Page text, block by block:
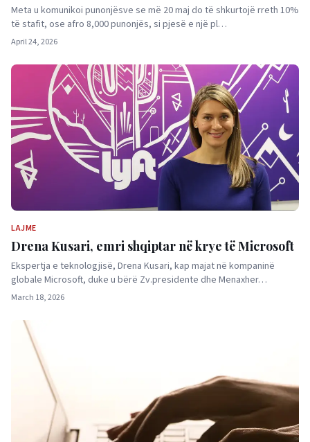
Meta u komunikoi punonjësve se më 20 maj do të shkurtojë rreth 10%
të stafit, ose afro 8,000 punonjës, si pjesë e një pl…
April 24, 2026
LAJME
Drena Kusari, emri shqiptar në krye të Microsoft
Ekspertja e teknologjisë, Drena Kusari, kap majat në kompaninë
globale Microsoft, duke u bërë Zv.presidente dhe Menaxher…
March 18, 2026